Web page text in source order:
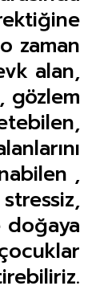
zaman
alan,
gözlem
,
stressiz,